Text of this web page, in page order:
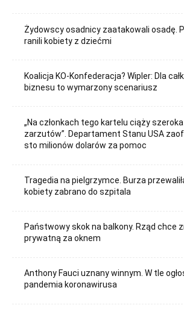
Żydowscy osadnicy zaatakowali osadę.
ranili kobiety z dziećmi
Koalicja KO-Konfederacja? Wipler: Dla
biznesu to wymarzony scenariusz
„Na członkach tego kartelu ciąży
zarzutów”. Departament Stanu USA
sto milionów dolarów za pomoc
Tragedia na pielgrzymce. Burza
kobiety zabrano do szpitala
Państwowy skok na balkony. Rząd chce
prywatną za oknem
Anthony Fauci uznany winnym. W tle
pandemia koronawirusa